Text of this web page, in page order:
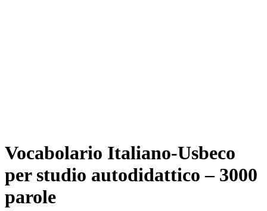
Vocabolario Italiano-Usbeco
per studio autodidattico – 3000
parole